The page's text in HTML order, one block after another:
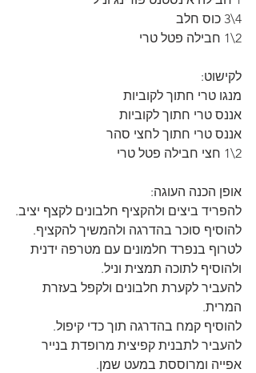
4\3 כוס חלב
2\1 חבילה פטל טרי
לקישוט:
מנגו טרי חתוך לקוביות
אננס טרי חתוך לקוביות
אננס טרי חתוך לחצי סהר
2\1 חצי חבילה פטל טרי
אופן הכנה העוגה:
להפריד ביצים ולהקציף חלבונים לקצף יציב.
להוסיף סוכר בהדרגה ולהמשיך להקציף.
לטרוף בנפרד חלמונים עם מטרפה ידנית
ולהוסיף לתוכה תמצית וניל.
להעביר לקערת חלבונים ולקפל בעזרת
המרית.
להוסיף קמח בהדרגה תוך כדי קיפול.
להעביר לתבנית קפיצית מרופדת בנייר
אפייה ומרוססת במעט שמן.